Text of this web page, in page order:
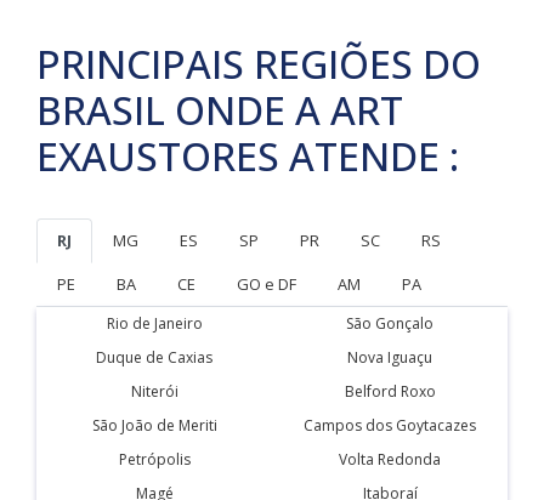
PRINCIPAIS REGIÕES DO
BRASIL ONDE A ART
EXAUSTORES ATENDE :
RJ MG ES SP PR SC
RS
PE
BA CE GO e DF AM PA
Rio de Janeiro
São Gonçalo
Duque de Caxias
Nova Iguaçu
Niterói
Belford Roxo
São João de Meriti
Campos dos Goytacazes
Petrópolis
Volta Redonda
Magé
Itaboraí